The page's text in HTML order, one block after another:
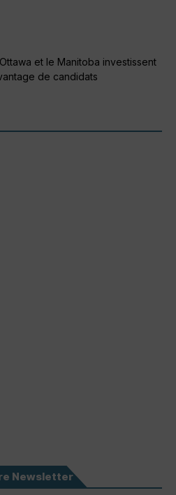
et le Manitoba investissent
de candidats
Newsletter